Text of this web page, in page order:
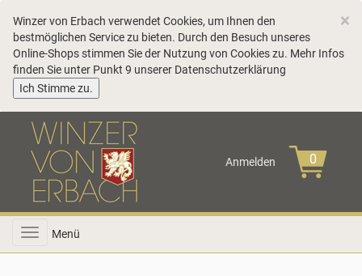
×
Winzer von Erbach verwendet Cookies, um Ihnen den
bestmöglichen Service zu bieten. Durch den Besuch unseres
Online-Shops stimmen Sie der Nutzung von Cookies zu. Mehr Infos
finden Sie unter Punkt 9 unserer Datenschutzerklärung
Ich Stimme zu.
Anmelden
Toggle
navigation
Menü